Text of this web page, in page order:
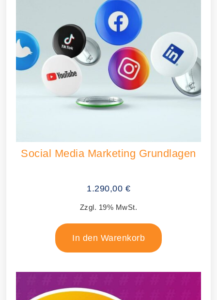
Social Media Marketing Grundlagen
1.290,00 €
Zzgl. 19% MwSt.
In den Warenkorb